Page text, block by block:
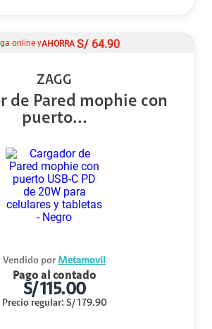
online yAHORRA S/ 64.90
ZAGG
de Pared mophie con
puerto...
Vendido por Metamovil
Pago al contado
S/115.00
Precio regular: S/ 179.90